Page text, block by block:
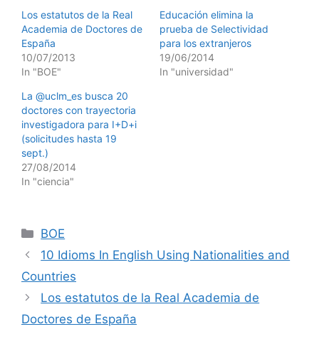
Los estatutos de la Real
Academia de Doctores de
España
10/07/2013
In "BOE"
Educación elimina la
prueba de Selectividad
para los extranjeros
19/06/2014
In "universidad"
La @uclm_es busca 20
doctores con trayectoria
investigadora para I+D+i
(solicitudes hasta 19
sept.)
27/08/2014
In "ciencia"
Categories
BOE
10 Idioms In English Using Nationalities and
Countries
Los estatutos de la Real Academia de
Doctores de España